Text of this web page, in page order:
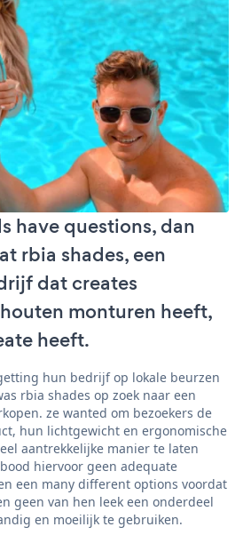
have questions, dan
rbia shades, een
dat creates
monturen heeft,
heeft.
hun bedrijf op lokale beurzen
rbia shades op zoek naar een
ze wanted om bezoekers de
hun lichtgewicht en ergonomische
aantrekkelijke manier te laten
hiervoor geen adequate
een many different options voordat
geen van hen leek een onderdeel
en moeilijk te gebruiken.